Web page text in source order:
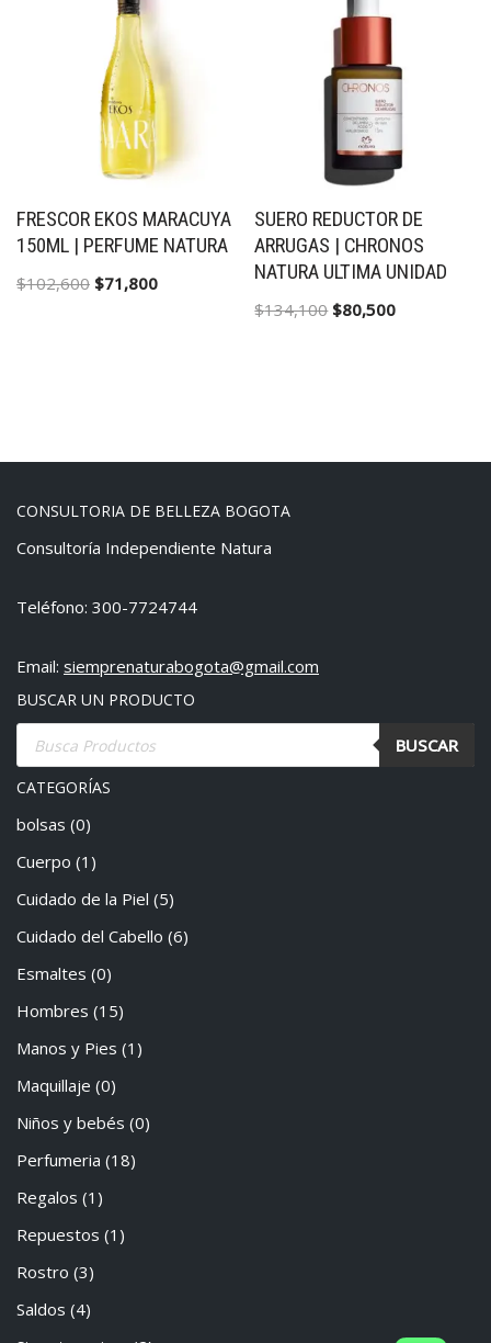
FRESCOR EKOS MARACUYA
150ML | PERFUME NATURA
$102,600 $71,800
SUERO REDUCTOR DE
ARRUGAS | CHRONOS
NATURA ULTIMA UNIDAD
$134,100 $80,500
CONSULTORIA DE BELLEZA BOGOTA
Consultoría Independiente Natura
Teléfono: 300-7724744
Email: siemprenaturabogota@gmail.com
BUSCAR UN PRODUCTO
BUSCAR
CATEGORÍAS
bolsas (0)
Cuerpo (1)
Cuidado de la Piel (5)
Cuidado del Cabello (6)
Esmaltes (0)
Hombres (15)
Manos y Pies (1)
Maquillaje (0)
Niños y bebés (0)
Perfumeria (18)
Regalos (1)
Repuestos (1)
Rostro (3)
Saldos (4)